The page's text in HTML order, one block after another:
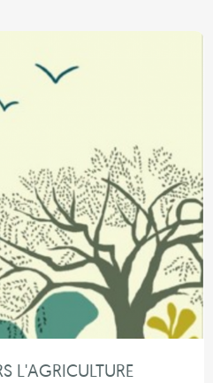
L'AGRICULTURE